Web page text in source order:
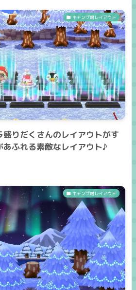
キャンプ場レイアウト
盛りだくさんのレイアウトがす
あふれる素敵なレイアウト♪
キャンプ場レイアウト